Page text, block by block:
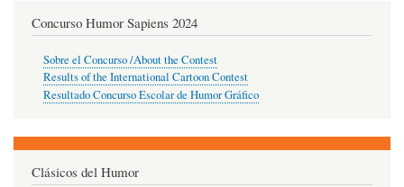
Concurso Humor Sapiens 2024
Sobre el Concurso /About the Contest
Results of the International Cartoon Contest
Resultado Concurso Escolar de Humor Gráfico
Clásicos del Humor